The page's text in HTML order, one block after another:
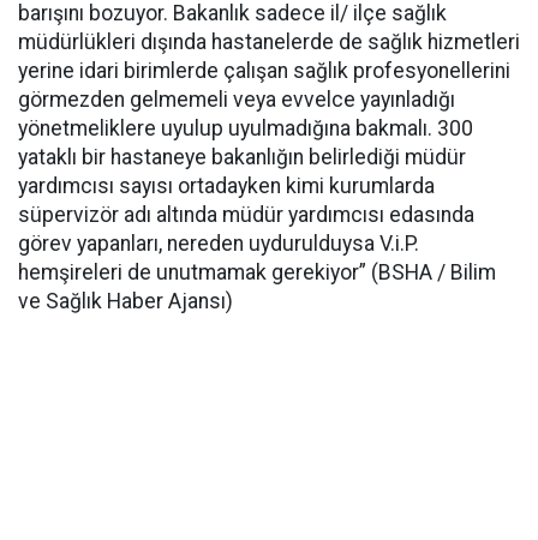
barışını bozuyor. Bakanlık sadece il/ ilçe sağlık
müdürlükleri dışında hastanelerde de sağlık hizmetleri
yerine idari birimlerde çalışan sağlık profesyonellerini
görmezden gelmemeli veya evvelce yayınladığı
yönetmeliklere uyulup uyulmadığına bakmalı. 300
yataklı bir hastaneye bakanlığın belirlediği müdür
yardımcısı sayısı ortadayken kimi kurumlarda
süpervizör adı altında müdür yardımcısı edasında
görev yapanları, nereden uydurulduysa V.i.P.
hemşireleri de unutmamak gerekiyor” (BSHA / Bilim
ve Sağlık Haber Ajansı)